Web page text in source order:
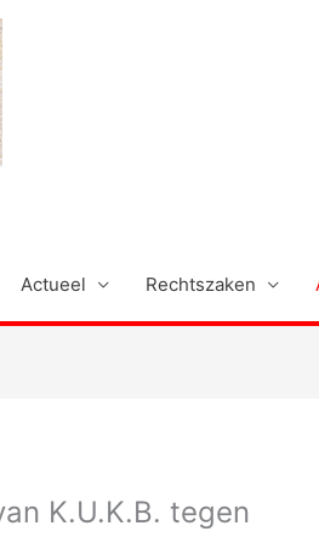
Actueel Rechtszaken
K.U.K.B. tegen